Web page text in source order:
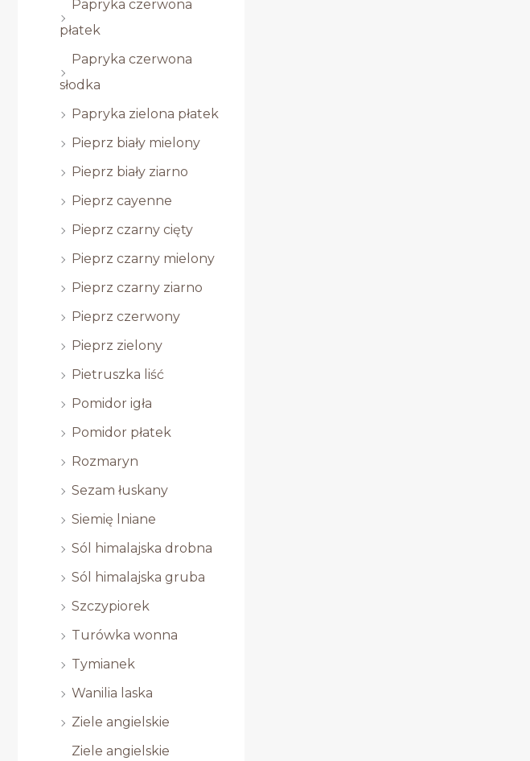
Papryka czerwona
płatek
Papryka czerwona
słodka
Papryka zielona płatek
Pieprz biały mielony
Pieprz biały ziarno
Pieprz cayenne
Pieprz czarny cięty
Pieprz czarny mielony
Pieprz czarny ziarno
Pieprz czerwony
Pieprz zielony
Pietruszka liść
Pomidor igła
Pomidor płatek
Rozmaryn
Sezam łuskany
Siemię lniane
Sól himalajska drobna
Sól himalajska gruba
Szczypiorek
Turówka wonna
Tymianek
Wanilia laska
Ziele angielskie
Ziele angielskie